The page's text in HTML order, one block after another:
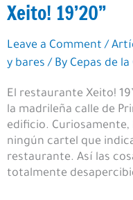
Xeito! 19’20”
Leave a Comment /
y bares / By Cepas de
El restaurante Xeito!
la madrileña calle de
edificio.
ningún cartel que
restaurante. Así las
totalmente